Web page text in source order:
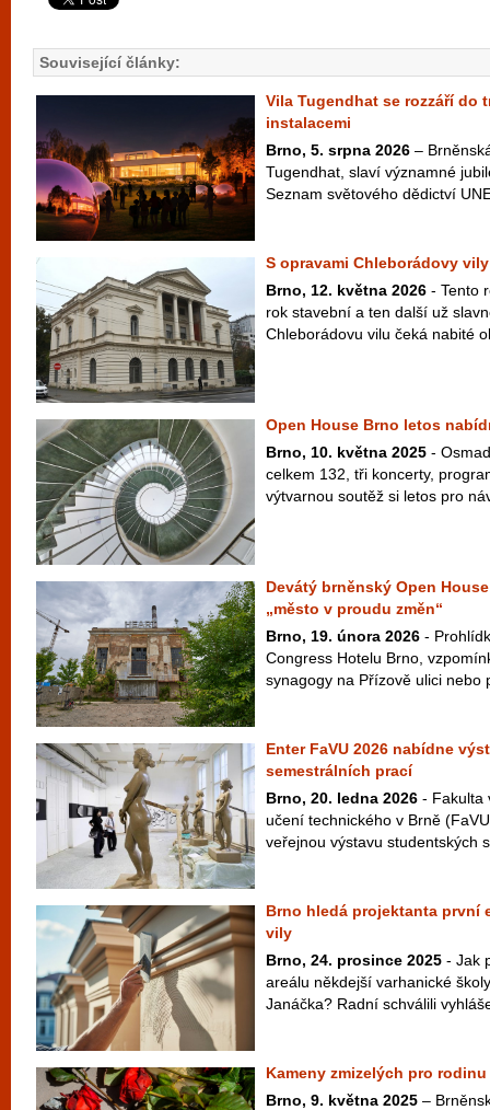
Související články:
Vila Tugendhat se rozzáří do
instalacemi
Brno, 5. srpna 2026 –
Tugendhat, slaví významné
Seznam světového dědictví
S opravami Chleborádovy
Brno, 12. května 2026 - Tento
rok stavební a ten další už
Chleborádovu vilu čeká nabité
Open House Brno letos
Brno, 10. května 2025 -
celkem 132, tři koncerty,
výtvarnou soutěž si letos pro
Devátý brněnský Open
„město v proudu změn“
Brno, 19. února 2026 -
Congress Hotelu Brno,
synagogy na Přízově ulici nebo
Enter FaVU 2026 nabídne
semestrálních prací
Brno, 20. ledna 2026 - Fakulta
učení technického v Brně
veřejnou výstavu studentských
Brno hledá projektanta první
vily
Brno, 24. prosince 2025 - Jak
areálu někdejší varhanické
Janáčka? Radní schválili
Kameny zmizelých pro
Brno, 9. května 2025 –